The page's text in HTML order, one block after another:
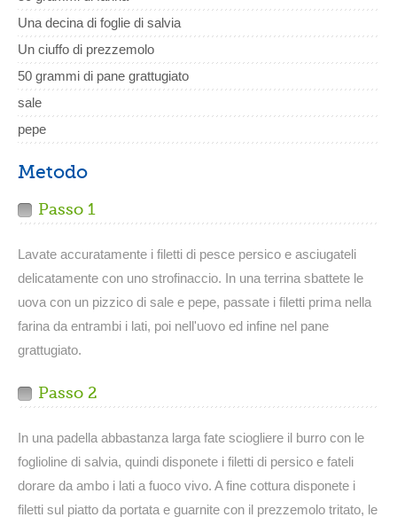
Una decina di foglie di salvia
Un ciuffo di prezzemolo
50 grammi di pane grattugiato
sale
pepe
Metodo
Passo 1
Lavate accuratamente i filetti di pesce persico e asciugateli
delicatamente con uno strofinaccio. In una terrina sbattete le
uova con un pizzico di sale e pepe, passate i filetti prima nella
farina da entrambi i lati, poi nell'uovo ed infine nel pane
grattugiato.
Passo 2
In una padella abbastanza larga fate sciogliere il burro con le
foglioline di salvia, quindi disponete i filetti di persico e fateli
dorare da ambo i lati a fuoco vivo. A fine cottura disponete i
filetti sul piatto da portata e guarnite con il prezzemolo tritato, le